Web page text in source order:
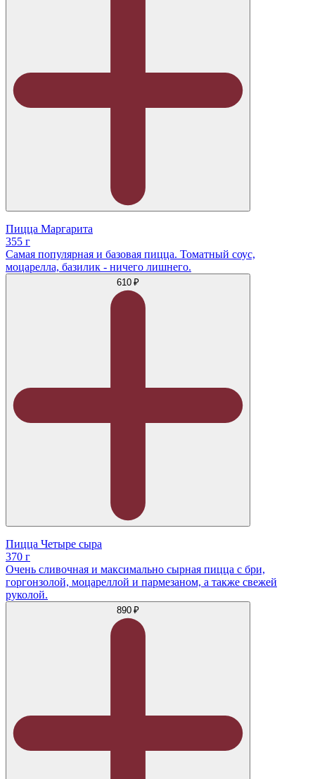
Пицца Маргарита
355 г
Самая популярная и базовая пицца. Томатный соус,
моцарелла, базилик - ничего лишнего.
610 ₽
Пицца Четыре сыра
370 г
Очень сливочная и максимально сырная пицца с бри,
горгонзолой, моцареллой и пармезаном, а также свежей
руколой.
890 ₽